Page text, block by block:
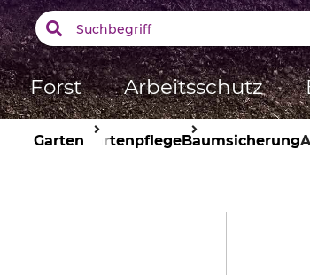
Forst Arbeitsschutz
Garten GartenpflegeBaumsicherung